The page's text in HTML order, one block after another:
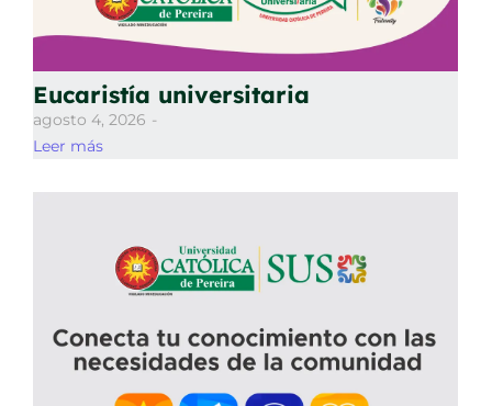
Eucaristía universitaria
agosto 4, 2026 -
Leer más